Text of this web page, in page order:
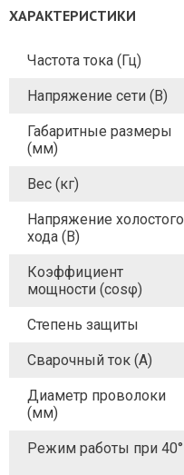
ХАРАКТЕРИСТИКИ
Частота тока (Гц)
Напряжение сети (В)
Габаритные размеры
(мм)
Вес (кг)
Напряжение холостого
хода (В)
Коэффициент
мощности (cosφ)
Степень защиты
Сварочный ток (А)
Диаметр проволоки
(мм)
Режим работы при 40°